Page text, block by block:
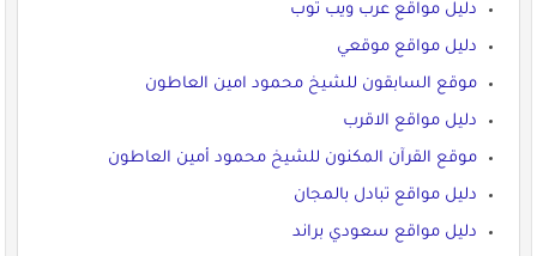
دليل مواقع عرب ويب توب
دليل مواقع موقعي
موقع السابقون للشيخ محمود امين العاطون
دليل مواقع الاقرب
موقع القرآن المكنون للشيخ محمود أمين العاطون
دليل مواقع تبادل بالمجان
دليل مواقع سعودي براند